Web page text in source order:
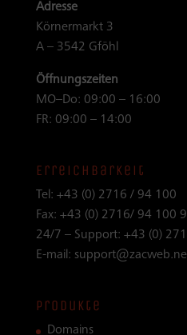
Adresse
Körnermarkt 3
A – 3542 Gföhl
Öffnungszeiten
MO–Do: 09:00 – 16:00
FR: 09:00 – 14:00
Erreichbarkeit
Tel: +43 (0) 2716 / 94 100
Fax: +43 (0) 2716/ 94 100
24/7 – Support: +43 (0)
E-mail:
Produkte
Domains